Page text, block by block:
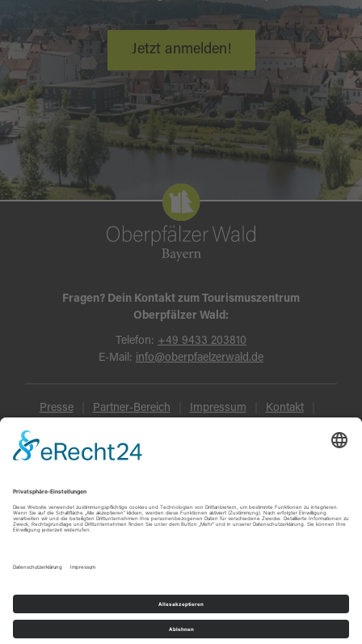
Jetzt anmelden!
Fragen? Dein Kontakt zum Tourismuszentrum
Oberpfälzer Wald:
Telefon: +49 9433 203810
E-Mail: info@oberpfaelzerwald.de
Presse Partner-Bereich Impressum Kontakt
Datenschutz